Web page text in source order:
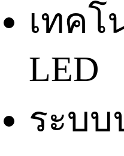
เทคโ
LED
ระบ